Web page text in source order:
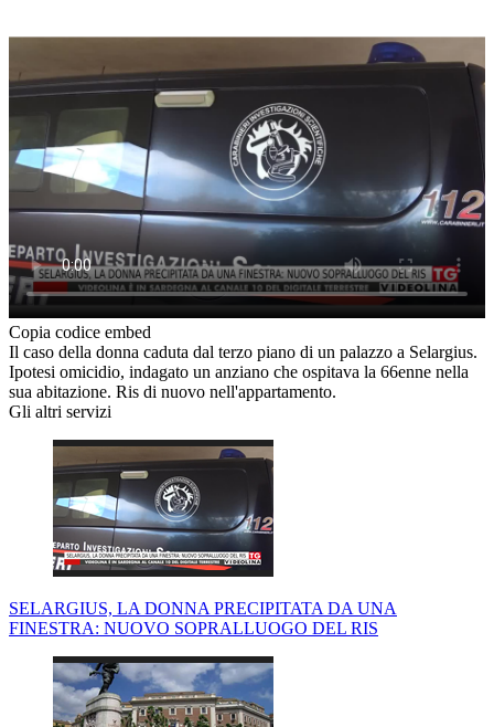
Copia codice embed
Il caso della donna caduta dal terzo piano di un palazzo a Selargius.
Ipotesi omicidio, indagato un anziano che ospitava la 66enne nella
sua abitazione. Ris di nuovo nell'appartamento.
Gli altri servizi
SELARGIUS, LA DONNA PRECIPITATA DA UNA
FINESTRA: NUOVO SOPRALLUOGO DEL RIS